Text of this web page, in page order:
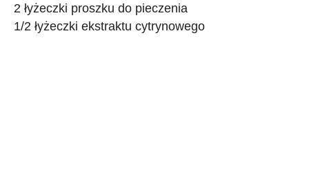
2 łyżeczki proszku do pieczenia
1/2 łyżeczki ekstraktu cytrynowego